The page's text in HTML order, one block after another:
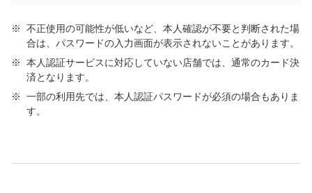
不正使用の可能性が低いなど、本人確認が不要と判断された場
合は、パスワードの入力画面が表示されないことがあります。
本人認証サービスに対応していない店舗では、通常のカード決
済となります。
一部の利用先では、本人認証パスワードが必須の場合もありま
す。